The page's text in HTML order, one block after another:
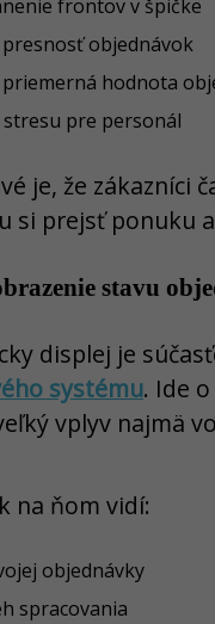
frontov v špičke
presnosť objednávok
priemerná hodnota
stresu pre personál
je, že zákazníci
si prejsť ponuku
stavu
displej je
systému. Ide
vplyv najmä
na ňom vidí:
objednávky
spracovania